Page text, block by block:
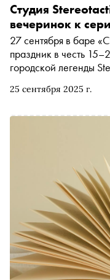
25 сентября 2025 г.
Студия
вечеринок к
27 сентября в баре
праздник в честь
городской легенды
когда-то —
преддверии